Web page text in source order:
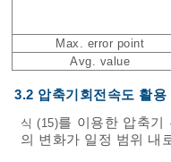
Max. error point
Avg. value
3.2 압축기회전속도 활
식 (15)를 이용한 압축기
의 변화가 일정 범위 내